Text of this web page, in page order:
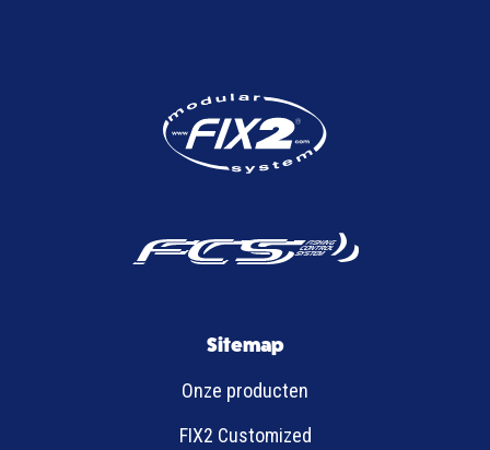
Sitemap
Onze producten
FIX2 Customized